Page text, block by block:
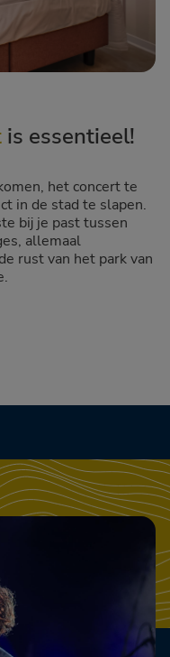
is essentieel!
het concert te
in de stad te slapen.
bij je past tussen
allemaal
rust van het park van